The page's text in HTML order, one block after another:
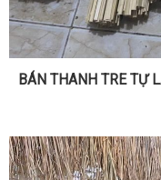
BÁN THANH TRE TỰ